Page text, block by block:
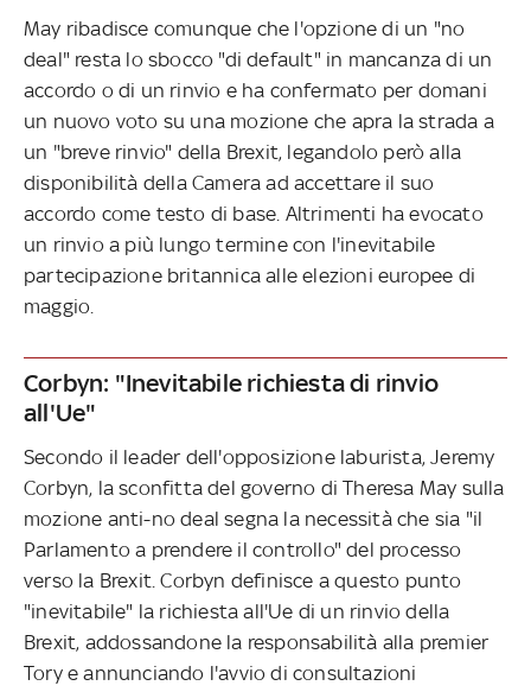
May ribadisce comunque che l'opzione di un "no
deal" resta lo sbocco "di default" in mancanza di un
accordo o di un rinvio e ha confermato per domani
un nuovo voto su una mozione che apra la strada a
un "breve rinvio" della Brexit, legandolo però alla
disponibilità della Camera ad accettare il suo
accordo come testo di base. Altrimenti ha evocato
un rinvio a più lungo termine con l'inevitabile
partecipazione britannica alle elezioni europee di
maggio.
Corbyn: "Inevitabile richiesta di rinvio
all'Ue"
Secondo il leader dell'opposizione laburista, Jeremy
Corbyn, la sconfitta del governo di Theresa May sulla
mozione anti-no deal segna la necessità che sia "il
Parlamento a prendere il controllo" del processo
verso la Brexit. Corbyn definisce a questo punto
"inevitabile" la richiesta all'Ue di un rinvio della
Brexit, addossandone la responsabilità alla premier
Tory e annunciando l'avvio di consultazioni